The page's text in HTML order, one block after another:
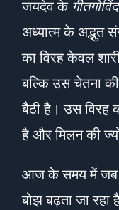
जयदेव के गीतगोविंद
अध्यात्म के अद्भुत
का विरह केवल
बल्कि उस चेतना
बैठी है। उस विरह
है और मिलन की
आज के समय में जब
बोझ बढ़ता जा रहा